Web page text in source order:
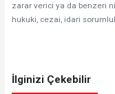
zarar verici ya da benzeri
hukuki, cezai, idari
İlginizi Çekebilir